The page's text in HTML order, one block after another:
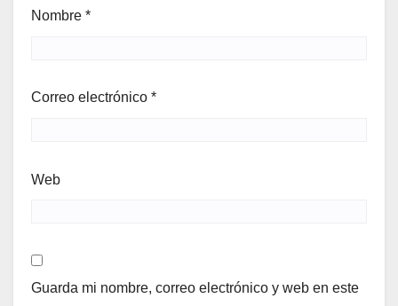
Nombre *
Correo electrónico *
Web
Guarda mi nombre, correo electrónico y web en este